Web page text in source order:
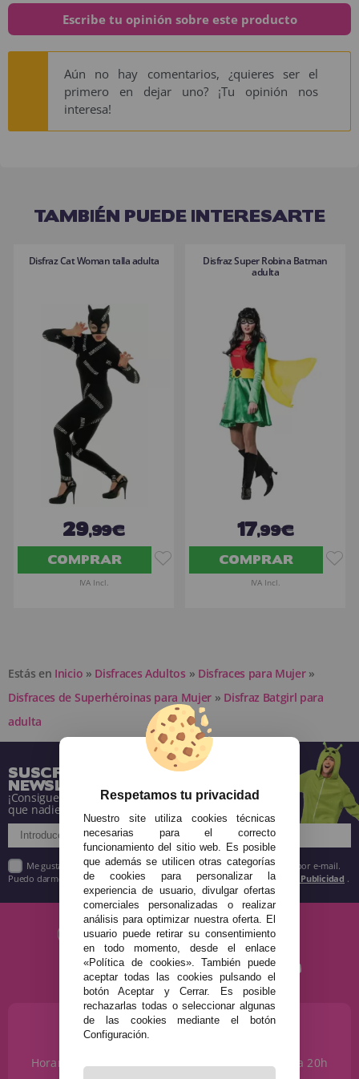
Escribe tu opinión sobre este producto
Aún no hay comentarios, ¿quieres ser el
primero en dejar uno? ¡Tu opinión nos
interesa!
TAMBIÉN PUEDE INTERESARTE
Disfraz Cat Woman talla adulta
29,99€
COMPRAR
IVA Incl.
Disfraz Super Robina Batman
adulta
17,99€
COMPRAR
IVA Incl.
Estás en Inicio » Disfraces Adultos » Disfraces para Mujer »
Disfraces de Superhéroinas para Mujer » Disfraz Batgirl para
adulta
SUSCRÍBETE A NUESTRA
NEWSLETTER
¡Consigue descuentos y entérate de todo antes
que nadie!
Me gustaría recibir descuentos exclusivos, novedades y tendencias por e-mail.
Puedo darme de baja cuando quiera según lo recogido en la Política de Publicidad .
¿NECESITAS AYUDA?
Horario de Lunes a Sábados de 10 a 14h y de 17 a 20h
Respetamos tu privacidad
Nuestro site utiliza cookies técnicas
necesarias para el correcto
funcionamiento del sitio web. Es posible
que además se utilicen otras categorías
de cookies para personalizar la
experiencia de usuario, divulgar ofertas
comerciales personalizadas o realizar
análisis para optimizar nuestra oferta. El
usuario puede retirar su consentimiento
en todo momento, desde el enlace
«Política de cookies». También puede
aceptar todas las cookies pulsando el
botón Aceptar y Cerrar. Es posible
rechazarlas todas o seleccionar algunas
de las cookies mediante el botón
Configuración.